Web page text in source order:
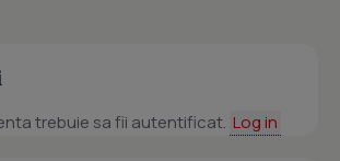
trebuie sa fii autentificat. Log in